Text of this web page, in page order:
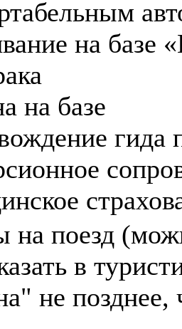
на базе
на базе
гида
на поезд
в
не позднее,